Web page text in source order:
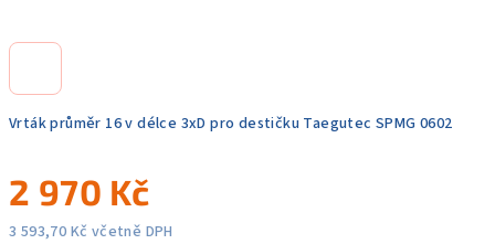
Vrták průměr 16 v délce 3xD pro destičku Taegutec SPMG 0602
2 970 Kč
3 593,70 Kč včetně DPH